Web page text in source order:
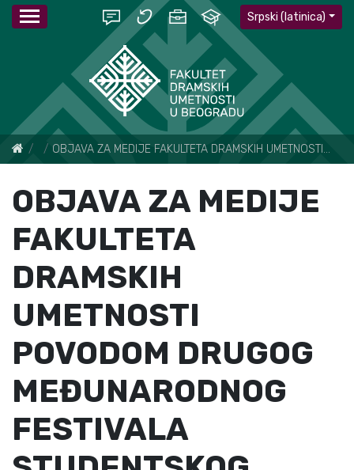
Srpski (latinica)
VestiOBJAVA ZA MEDIJE FAKULTETA DRAMSKIH UMETNOSTI POVODOM DRUGOG MEĐUNARODNOG FESTIVALA STUDENTSKOG DOKUMENTARNOG FILMA „BISTRE REKE“ TEMSKA 14—17. JUL 2022.
OBJAVA ZA MEDIJE
FAKULTETA
DRAMSKIH
UMETNOSTI
POVODOM DRUGOG
MEĐUNARODNOG
FESTIVALA